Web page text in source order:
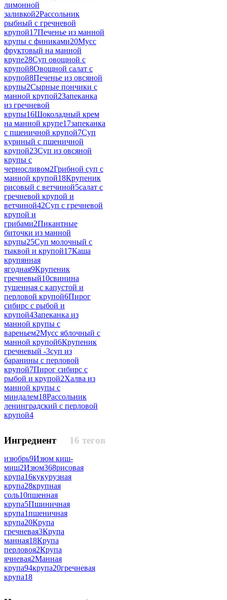
лимонной
заливкой2Рассольник
рыбный с гречневой
крупой17Печенье из манной
крупы с финиками20Мусс
фруктовый на манной
крупе28Суп овощной с
крупой8Овощной салат с
крупой8Печенье из овсяной
крупы2Сырные пончики с
манной крупой2Запеканка
из гречневой
крупы16Шоколадный крем
на манной крупе17запеканка
с пшеничной крупой7Суп
куриный с пшеничной
крупой23Суп из овсяной
крупы с
черносливом2Грибной суп с
манной крупой18Крупеник
рисовый с ветчиной5салат с
гречневой крупой и
ветчиной42Суп с гречневой
крупой и
грибами2Пикантные
биточки из манной
крупы25Суп молочный с
тыквой и крупой17Каша
крупянная
ягодная9Крупеник
гречневый10свинина
тушенная с капустой и
перловой крупой6Пирог
сибирс с рыбой и
крупой4Запеканка из
манной крупы с
вареньем2Мусс яблочный с
манной крупой6Крупеник
гречневый -3суп из
баранины с перловой
крупой7Пирог сибирс с
рыбой и крупой2Халва из
манной крупы с
миндалем18Рассольник
ленинградский с перловой
крупой4
16 тегов
Ингредиент
изюбрь9Изюм киш-
миш2Изюм368рисовая
крупа16кукурузная
крупа28крупная
соль10пшенная
крупа5Пшиничная
крупа1пшеничная
крупа20Крупа
гречневая3Крупа
манная18Крупа
перловоя2Крупа
ячневая2Манная
крупа94крупа20гречневая
крупа18